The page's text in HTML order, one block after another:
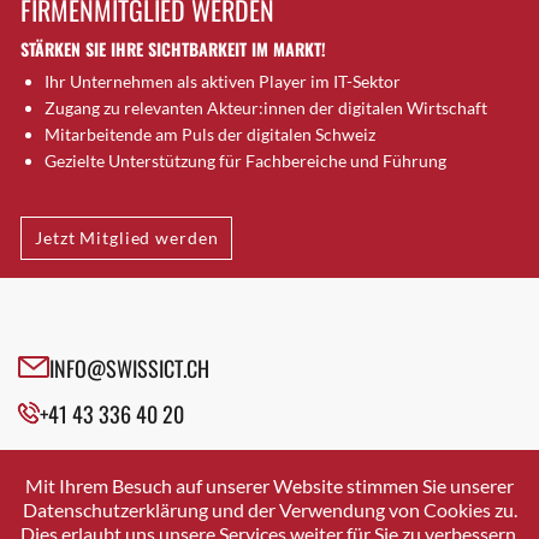
Brugg AG
Brütten
Bubendorf
Bubikon
Buchs (SG)
Bäretswil
Bülach
Cazis
Crissier
Davos Platz
Dierikon
Dietikon
FIRMENMITGLIED WERDEN
STÄRKEN SIE IHRE SICHTBARKEIT IM MARKT!
Ihr Unternehmen als aktiven Player im IT-Sektor
Zugang zu relevanten Akteur:innen der digitalen Wirtschaft
Mitarbeitende am Puls der digitalen Schweiz
Gezielte Unterstützung für Fachbereiche und Führung
Jetzt Mitglied werden
INFO@SWISSICT.CH
+41 43 336 40 20
SWISSICT
VULKANSTRASSE 120
8048 ZURICH
Mit Ihrem Besuch auf unserer Website stimmen Sie unserer
Datenschutzerklärung und der Verwendung von Cookies zu.
Dies erlaubt uns unsere Services weiter für Sie zu verbessern.